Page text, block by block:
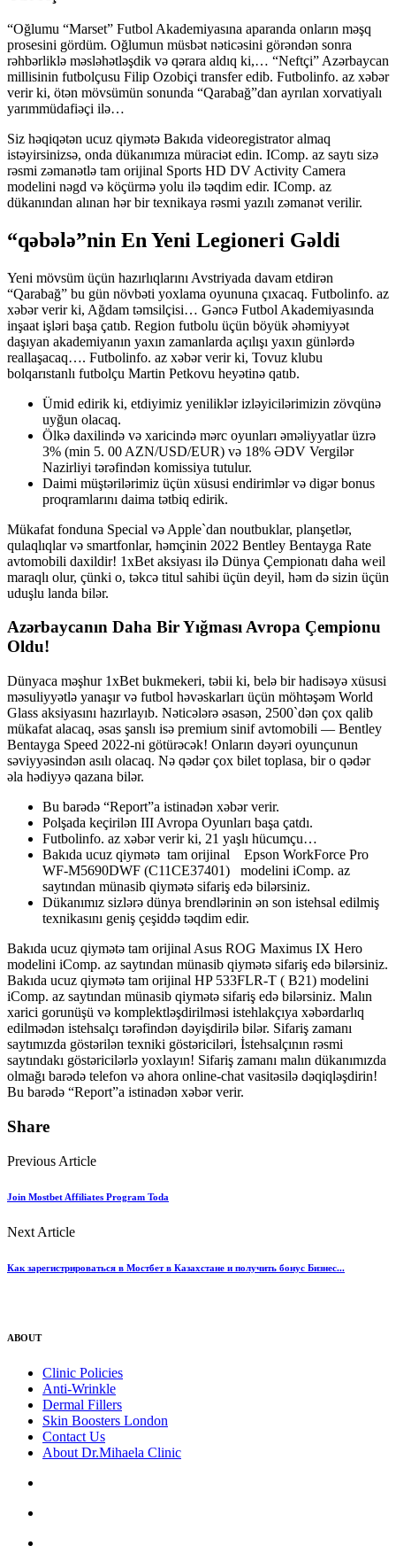
“Oğlumu “Marset” Futbol Akademiyasına aparanda onların məşq
prosesini gördüm. Oğlumun müsbət nəticəsini görəndən sonra
rəhbərliklə məsləhətləşdik və qərara aldıq ki,… “Neftçi” Azərbaycan
millisinin futbolçusu Filip Ozobiçi transfer edib. Futbolinfo. az xəbər
verir ki, ötən mövsümün sonunda “Qarabağ”dan ayrılan xorvatiyalı
yarımmüdafiəçi ilə…
Siz həqiqətən ucuz qiymətə Bakıda videoregistrator almaq
istəyirsinizsə, onda dükanımıza müraciət edin. IComp. az saytı sizə
rəsmi zəmanətlə tam orijinal Sports HD DV Activity Camera
modelini nəgd və köçürmə yolu ilə təqdim edir. IComp. az
dükanından alınan hər bir texnikaya rəsmi yazılı zəmanət verilir.
“qəbələ”nin En Yeni Legioneri Gəldi
Yeni mövsüm üçün hazırlıqlarını Avstriyada davam etdirən
“Qarabağ” bu gün növbəti yoxlama oyununa çıxacaq. Futbolinfo. az
xəbər verir ki, Ağdam təmsilçisi… Gəncə Futbol Akademiyasında
inşaat işləri başa çatıb. Region futbolu üçün böyük əhəmiyyət
daşıyan akademiyanın yaxın zamanlarda açılışı yaxın günlərdə
reallaşacaq…. Futbolinfo. az xəbər verir ki, Tovuz klubu
bolqarıstanlı futbolçu Martin Petkovu heyətinə qatıb.
Ümid edirik ki, etdiyimiz yeniliklər izləyicilərimizin zövqünə
uyğun olacaq.
Ölkə daxilində və xaricində mərc oyunları əməliyyatlar üzrə
3% (min 5. 00 AZN/USD/EUR) və 18% ƏDV Vergilər
Nazirliyi tərəfindən komissiya tutulur.
Daimi müştərilərimiz üçün xüsusi endirimlər və digər bonus
proqramlarını daima tətbiq edirik.
Mükafat fonduna Special və Apple`dan noutbuklar, planşetlər,
qulaqlıqlar və smartfonlar, həmçinin 2022 Bentley Bentayga Rate ​​​​
avtomobili daxildir! 1xBet aksiyası ilə Dünya Çempionatı daha weil
maraqlı olur, çünki o, təkcə titul sahibi üçün deyil, həm də sizin üçün
uduşlu landa bilər.
Azərbaycanın Daha Bir Yığması Avropa Çempionu
Oldu!
Dünyaca məşhur 1xBet bukmekeri, təbii ki, belə bir hadisəyə xüsusi
məsuliyyətlə yanaşır və futbol həvəskarları üçün möhtəşəm World
Glass aksiyasını hazırlayıb. Nəticələrə əsasən, 2500`dən çox qalib
mükafat alacaq, əsas şanslı isə premium sinif avtomobili — Bentley
Bentayga Speed ​​2022-ni götürəcək! Onların dəyəri oyunçunun
səviyyəsindən asılı olacaq. Nə qədər çox bilet toplasa, bir o qədər
əla hədiyyə qazana bilər.
Bu barədə “Report”a istinadən xəbər verir.
Polşada keçirilən III Avropa Oyunları başa çatdı.
Futbolinfo. az xəbər verir ki, 21 yaşlı hücumçu…
Bakıda ucuz qiymətə tam orijinal Epson WorkForce Pro
WF-M5690DWF (C11CE37401) modelini iComp. az
saytından münasib qiymətə sifariş edə bilərsiniz.
Dükanımız sizlərə dünya brendlərinin ən son istehsal edilmiş
texnikasını geniş çeşiddə təqdim edir.
Bakıda ucuz qiymətə tam orijinal Asus ROG Maximus IX Hero
modelini iComp. az saytından münasib qiymətə sifariş edə bilərsiniz.
Bakıda ucuz qiymətə tam orijinal HP 533FLR-T ( B21) modelini
iComp. az saytından münasib qiymətə sifariş edə bilərsiniz. Malın
xarici gorunüşü və komplektləşdirilməsi istehlakçıya xəbərdarlıq
edilmədən istehsalçı tərəfindən dəyişdirilə bilər. Sifariş zamanı
saytımızda göstərilən texniki göstəriciləri, İstehsalçının rəsmi
saytındakı göstəricilərlə yoxlayın! Sifariş zamanı malın dükanımızda
olmağı barədə telefon və ahora online-chat vasitəsilə dəqiqləşdirin!
Bu barədə “Report”a istinadən xəbər verir.
Share
Previous Article
Join Mostbet Affiliates Program Toda
Next Article
Как зарегистрироваться в Мостбет в Казахстане и получить бонус Бизнес...
ABOUT
Clinic Policies
Anti-Wrinkle
Dermal Fillers
Skin Boosters London
Contact Us
About Dr.Mihaela Clinic